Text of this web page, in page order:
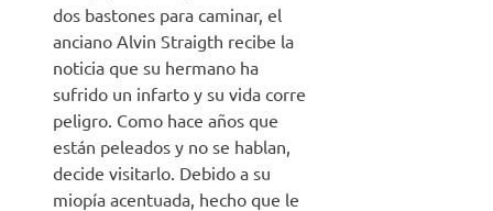
dos bastones para caminar, el
anciano Alvin Straigth recibe la
noticia que su hermano ha
sufrido un infarto y su vida corre
peligro. Como hace años que
están peleados y no se hablan,
decide visitarlo. Debido a su
miopía acentuada, hecho que le